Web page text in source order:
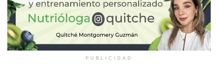
PUBLICIDAD